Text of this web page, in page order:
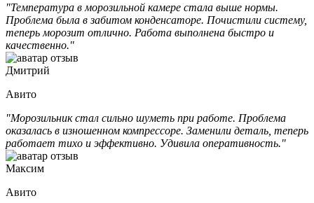
"Температура в морозильной камере стала выше нормы.
Проблема была в забитом конденсаторе. Почистили систему,
теперь морозит отлично. Работа выполнена быстро и
качественно."
Дмитрий
Авито
"Морозильник стал сильно шуметь при работе. Проблема
оказалась в изношенном компрессоре. Заменили деталь, теперь
работает тихо и эффективно. Удивила оперативность."
Максим
Авито